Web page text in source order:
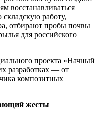
восстанавливаться
складскую работу,
отбирают пробы почвы
для российского
проекта «Начный
разработках — от
композитных
жесты